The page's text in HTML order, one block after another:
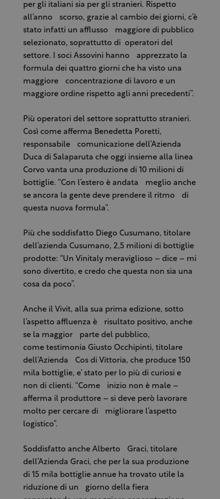
per gli italiani sia per gli stranieri. Rispetto
all’anno scorso, grazie al cambio dei giorni, c’è
stato infatti un afflusso maggiore di pubblico
selezionato, soprattutto di operatori del
settore. I soci Assovini hanno apprezzato la
formula dei quattro giorni che ha visto una
maggiore concentrazione di lavoro e un
maggiore ordine rispetto agli anni precedenti”.
Più operatori del settore soprattutto stranieri.
Così come afferma Benedetta Poretti,
responsabile comunicazione dell’Azienda
Duca di Salaparuta che oggi insieme alla linea
Corvo vanta una produzione di 10 milioni di
bottiglie. “Con l’estero è andata meglio anche
se ancora la gente deve prendere il ritmo di
questa nuova formula”.
Più che soddisfatto Diego Cusumano, titolare
dell’azienda Cusumano, 2,5 milioni di bottiglie
prodotte: “Un Vinitaly meraviglioso – dice – mi
sono divertito, e credo che questa non sia una
cosa da poco”.
Anche il Vivit, alla sua prima edizione, sotto
l’aspetto affluenza è risultato positivo, anche
se la maggior parte del pubblico,
come testimonia Giusto Occhipinti, titolare
dell’Azienda Cos di Vittoria, che produce 150
mila bottiglie, e’ stato per lo più di curiosi e
non di clienti. “Come inizio non è male –
afferma il produttore – si deve però lavorare
molto per cercare di migliorare l’aspetto
logistico”.
Soddisfatto anche Alberto Graci, titolare
dell’Azienda Graci, che per la sua produzione
di 15 mila bottiglie annue ha trovato utile la
riduzione di un giorno della fiera